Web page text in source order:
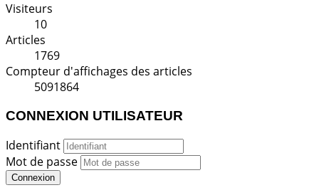
Visiteurs
10
Articles
1769
Compteur d'affichages des articles
5091864
CONNEXION UTILISATEUR
Identifiant
Mot de passe
Connexion